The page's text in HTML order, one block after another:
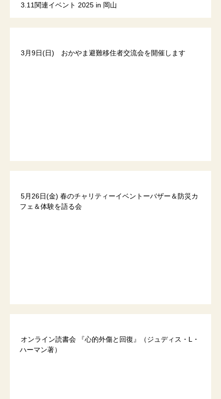
3.11関連イベント 2025 in 岡山
3月9日(日) おかやま避難移住者交流会を開催します
5月26日(金) 春のチャリティーイベントーバザー＆防災カ
フェ＆体験を語る会
オンライン読書会 『心的外傷と回復』（ジュディス・L・
ハーマン著）